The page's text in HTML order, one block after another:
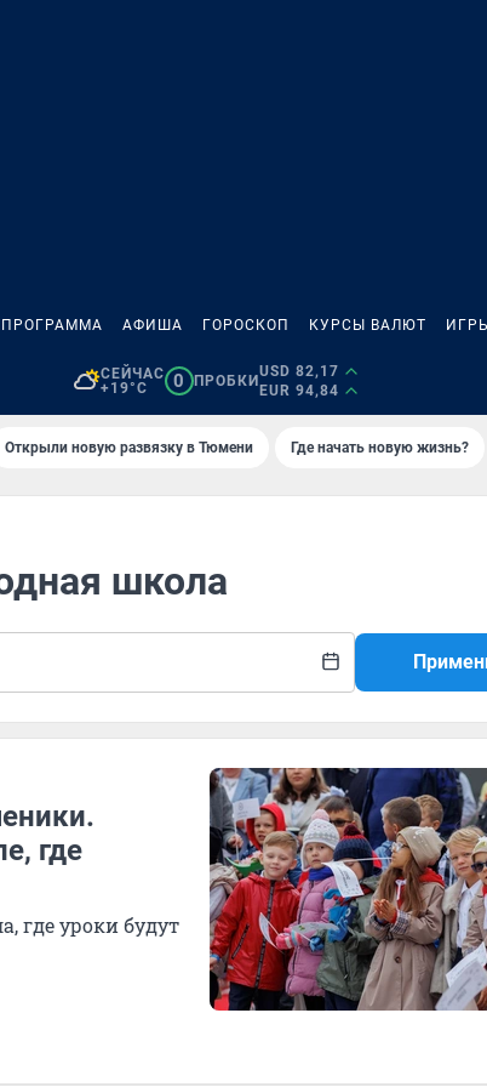
АФИША ГОРОСКОП КУРСЫ ВАЛЮТ
СЕЙЧАС
+19°C
0 ПРОБКИ
USD 82,17
EUR 94,84
Открыли новую развязку в Тюмени Где начать новую жизнь?
школа
где
где уроки будут